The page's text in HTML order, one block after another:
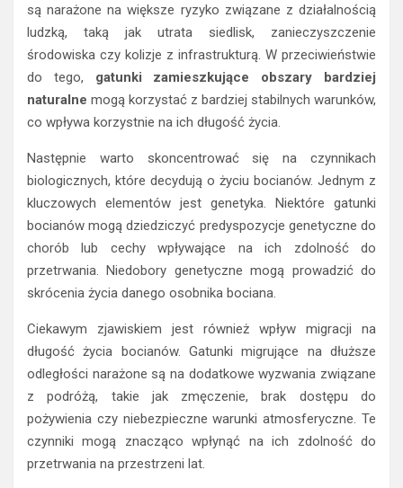
są narażone na większe ryzyko związane z działalnością
ludzką, taką jak utrata siedlisk, zanieczyszczenie
środowiska czy kolizje z infrastrukturą. W przeciwieństwie
do tego, gatunki zamieszkujące obszary bardziej
naturalne mogą korzystać z bardziej stabilnych warunków,
co wpływa korzystnie na ich długość życia.
Następnie warto skoncentrować się na czynnikach
biologicznych, które decydują o życiu bocianów. Jednym z
kluczowych elementów jest genetyka. Niektóre gatunki
bocianów mogą dziedziczyć predyspozycje genetyczne do
chorób lub cechy wpływające na ich zdolność do
przetrwania. Niedobory genetyczne mogą prowadzić do
skrócenia życia danego osobnika bociana.
Ciekawym zjawiskiem jest również wpływ migracji na
długość życia bocianów. Gatunki migrujące na dłuższe
odległości narażone są na dodatkowe wyzwania związane
z podróżą, takie jak zmęczenie, brak dostępu do
pożywienia czy niebezpieczne warunki atmosferyczne. Te
czynniki mogą znacząco wpłynąć na ich zdolność do
przetrwania na przestrzeni lat.